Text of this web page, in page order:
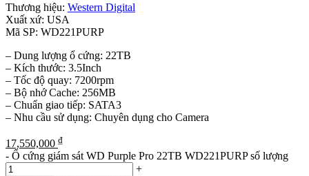
Thương hiệu: Western Digital
Xuất xứ: USA
Mã SP: WD221PURP
– Dung lượng ổ cứng: 22TB
– Kích thước: 3.5Inch
– Tốc độ quay: 7200rpm
– Bộ nhớ Cache: 256MB
– Chuẩn giao tiếp: SATA3
– Nhu cầu sử dụng: Chuyên dụng cho Camera
17,550,000 ₫
- Ổ cứng giám sát WD Purple Pro 22TB WD221PURP số lượng
+